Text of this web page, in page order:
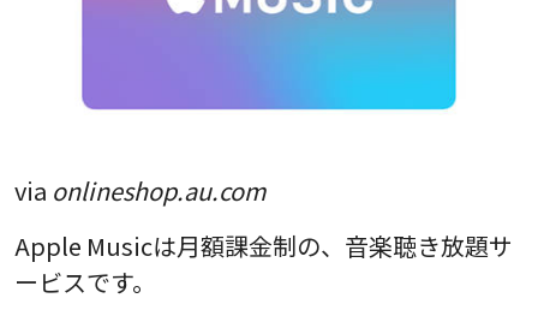
via onlineshop.au.com
Apple Musicは月額課金制の、音楽聴き放題サ
ービスです。